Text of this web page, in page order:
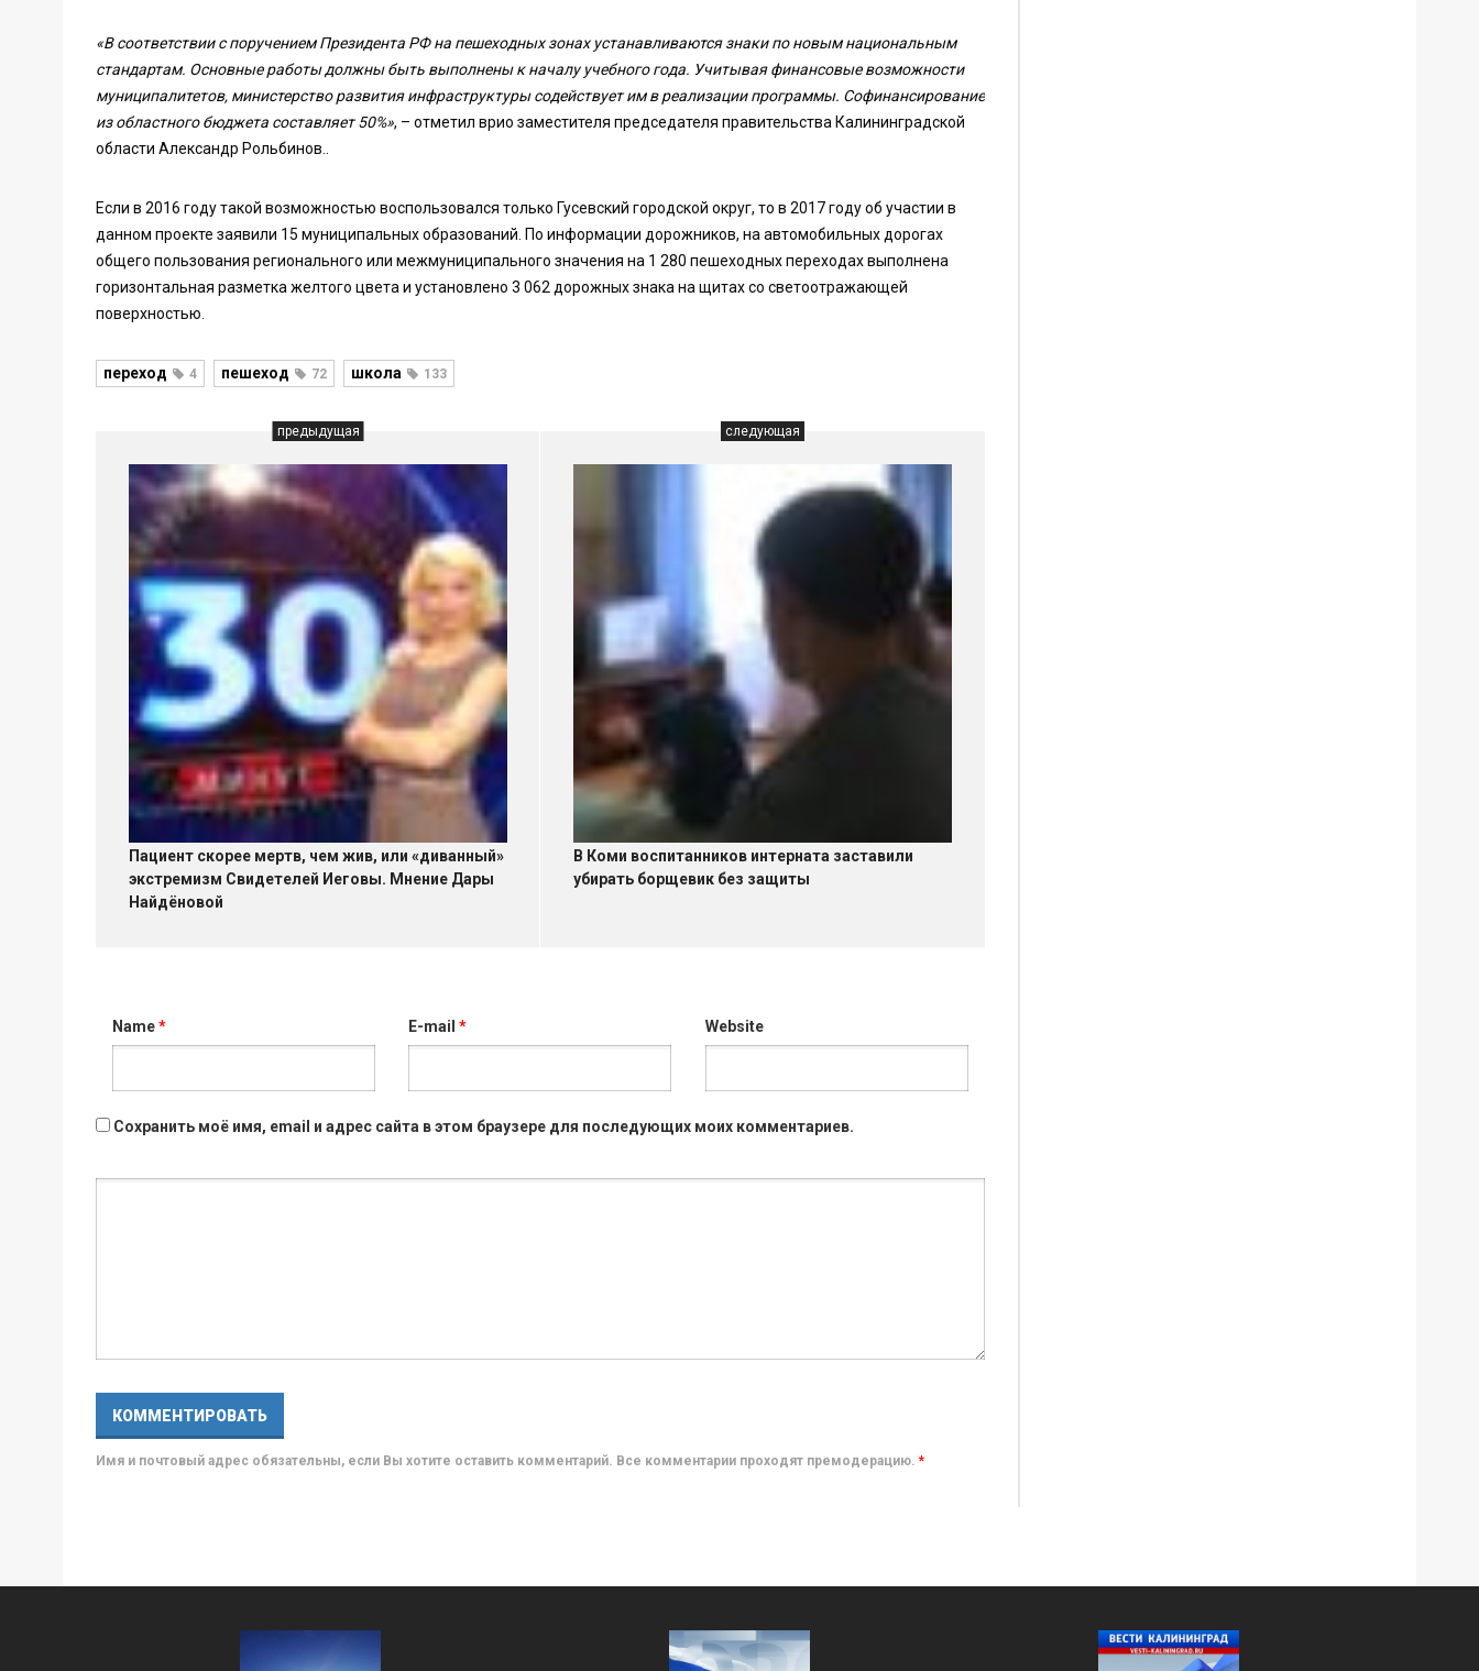
«В соответствии с поручением Президента РФ на пешеходных зонах устанавливаются знаки по новым национальным
стандартам. Основные работы должны быть выполнены к началу учебного года. Учитывая финансовые возможности
муниципалитетов, министерство развития инфраструктуры содействует им в реализации программы. Софинансирование
из областного бюджета составляет 50%», – отметил врио заместителя председателя правительства Калининградской
области Александр Рольбинов..
Если в 2016 году такой возможностью воспользовался только Гусевский городской округ, то в 2017 году об участии в
данном проекте заявили 15 муниципальных образований. По информации дорожников, на автомобильных дорогах
общего пользования регионального или межмуниципального значения на 1 280 пешеходных переходах выполнена
горизонтальная разметка желтого цвета и установлено 3 062 дорожных знака на щитах со светоотражающей
поверхностью.
переход 4 пешеход 72 школа 133
предыдущая
Пациент скорее мертв, чем жив, или «диванный»
экстремизм Свидетелей Иеговы. Мнение Дары
Найдёновой
следующая
В Коми воспитанников интерната заставили
убирать борщевик без защиты
Name* E-mail* Website
Сохранить моё имя, email и адрес сайта в этом браузере для последующих моих комментариев.
Имя и почтовый адрес обязательны, если Вы хотите оставить комментарий. Все комментарии проходят премодерацию. *